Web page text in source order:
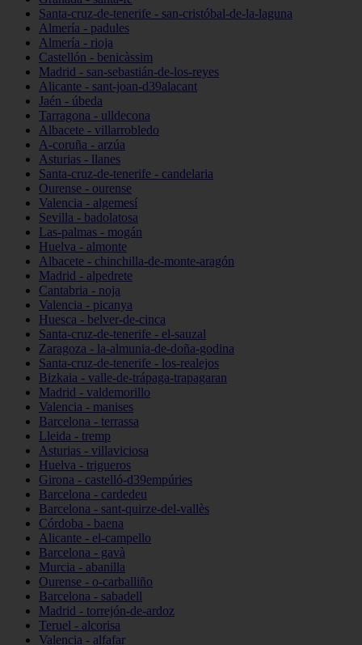
Santa-cruz-de-tenerife - san-cristóbal-de-la-laguna
Almería - padules
Almería - rioja
Castellón - benicàssim
Madrid - san-sebastián-de-los-reyes
Alicante - sant-joan-d39alacant
Jaén - úbeda
Tarragona - ulldecona
Albacete - villarrobledo
A-coruña - arzúa
Asturias - llanes
Santa-cruz-de-tenerife - candelaria
Ourense - ourense
Valencia - algemesí
Sevilla - badolatosa
Las-palmas - mogán
Huelva - almonte
Albacete - chinchilla-de-monte-aragón
Madrid - alpedrete
Cantabria - noja
Valencia - picanya
Huesca - belver-de-cinca
Santa-cruz-de-tenerife - el-sauzal
Zaragoza - la-almunia-de-doña-godina
Santa-cruz-de-tenerife - los-realejos
Bizkaia - valle-de-trápaga-trapagaran
Madrid - valdemorillo
Valencia - manises
Barcelona - terrassa
Lleida - tremp
Asturias - villaviciosa
Huelva - trigueros
Girona - castelló-d39empúries
Barcelona - cardedeu
Barcelona - sant-quirze-del-vallès
Córdoba - baena
Alicante - el-campello
Barcelona - gavà
Murcia - abanilla
Ourense - o-carballiño
Barcelona - sabadell
Madrid - torrejón-de-ardoz
Teruel - alcorisa
Valencia - alfafar